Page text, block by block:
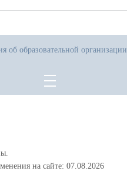
об образовательной организации
на сайте: 07.08.2026